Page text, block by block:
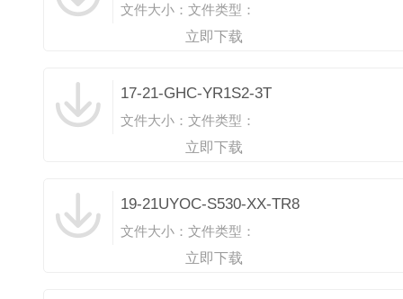
文件大小：文件类型：
立即下载
17-21-GHC-YR1S2-3T
文件大小：文件类型：
立即下载
19-21UYOC-S530-XX-TR8
文件大小：文件类型：
立即下载